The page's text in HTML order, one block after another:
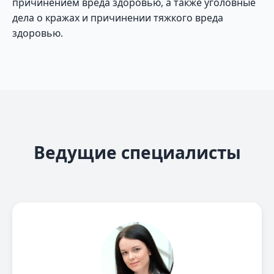
дела о кражах и причинении тяжкого вреда
здоровью.
Ведущие специалисты